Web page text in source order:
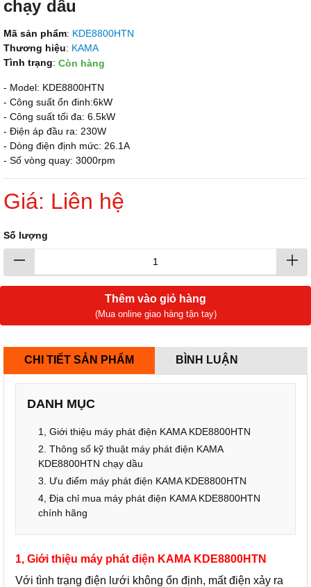
chạy dầu
Mã sản phẩm: KDE8800HTN
Thương hiệu: KAMA
Tình trạng: Còn hàng
- Model: KDE8800HTN
- Công suất ổn đinh:6kW
- Công suất tối đa: 6.5kW
- Điện áp đầu ra: 230W
- Dòng điện định mức: 26.1A
- Số vòng quay: 3000rpm
Giá: Liên hệ
Số lượng
Thêm vào giỏ hàng
(Mua online giao hàng tận tay)
CHI TIẾT SẢN PHẨM BÌNH LUẬN
DANH MỤC
1, Giới thiệu máy phát điện KAMA KDE8800HTN
2. Thông số kỹ thuật máy phát điện KAMA
KDE8800HTN chạy dầu
3. Ưu điểm máy phát điện KAMA KDE8800HTN
4, Địa chỉ mua máy phát điện KAMA KDE8800HTN
chính hãng
1, Giới thiệu máy phát điện KAMA KDE8800HTN
Với tình trạng điện lưới không ổn định, mất điện xảy ra